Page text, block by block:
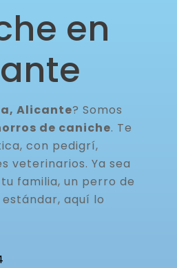
en
Alicante? Somos
de caniche. Te
con pedigrí,
veterinarios. Ya sea
familia, un perro de
aquí lo